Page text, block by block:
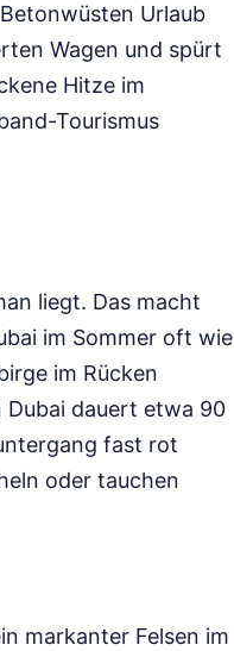
Urlaub
Wagen und spürt
Hitze im
Tourismus
liegt. Das macht
im Sommer oft wie
im Rücken
dauert etwa 90
fast rot
oder tauchen
markanter Felsen im